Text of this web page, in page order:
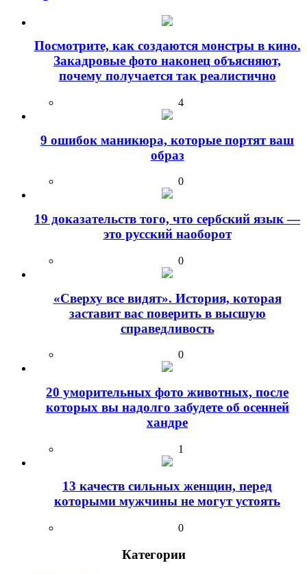
Посмотрите, как создаются монстры в кино.
Закадровые фото наконец объясняют,
почему получается так реалистично
4
9 ошибок маникюра, которые портят ваш
образ
0
19 доказательств того, что сербский язык —
это русский наоборот
0
«Сверху все видят». История, которая
заставит вас поверить в высшую
справедливость
0
20 уморительных фото животных, после
которых вы надолго забудете об осенней
хандре
1
13 качеств сильных женщин, перед
которыми мужчины не могут устоять
0
Категории